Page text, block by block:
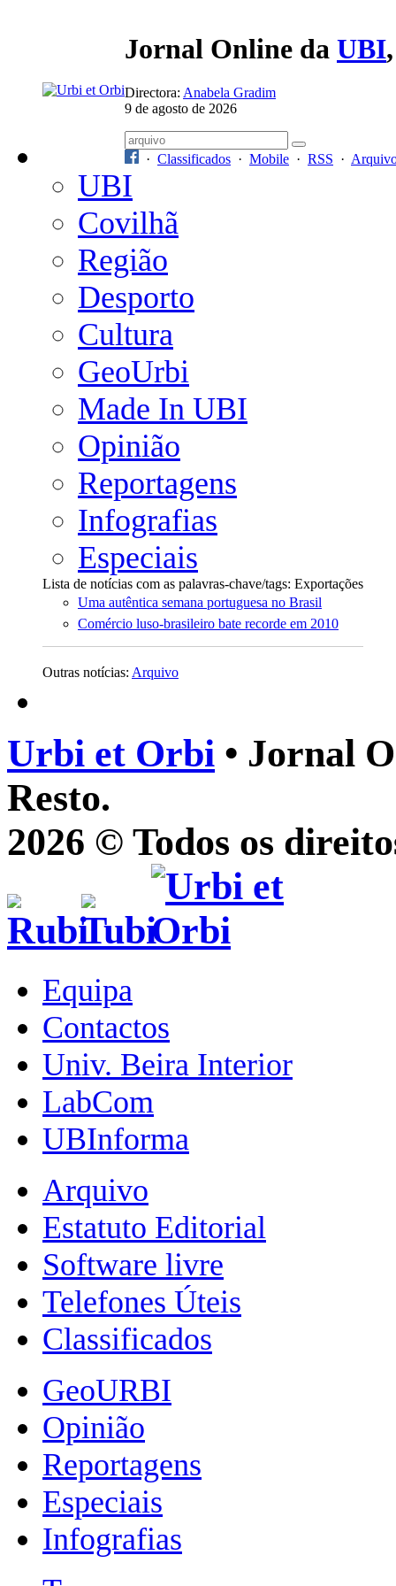
Jornal Online da UBI
Directora: Anabela Gradim
9 de agosto de 2026
· Classificados · Mobile · RSS ·
UBI
Covilhã
Região
Desporto
Cultura
GeoUrbi
Made In UBI
Opinião
Reportagens
Infografias
Especiais
Lista de notícias com as palavras-chave/tags: Exportações
Uma autêntica semana portuguesa no Brasil
Comércio luso-brasileiro bate recorde em 2010
Outras notícias: Arquivo
Urbi et Orbi • Jornal
Resto.
2026 © Todos os
Equipa
Contactos
Univ. Beira Interior
LabCom
UBInforma
Arquivo
Estatuto Editorial
Software livre
Telefones Úteis
Classificados
GeoURBI
Opinião
Reportagens
Especiais
Infografias